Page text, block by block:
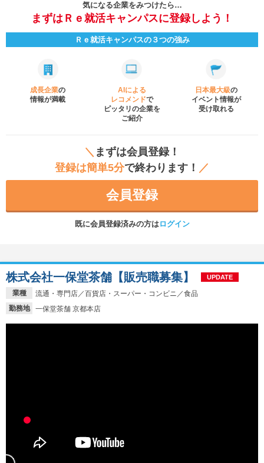
気になる企業をみつけたら…
まずはＲｅ就活キャンパスに登録しよう！
Ｒｅ就活キャンパスの３つの強み
成長企業の
情報が満載
AIによる
レコメンドで
ピッタリの企業を
ご紹介
日本最大級の
イベント情報が
受け取れる
＼ まずは会員登録！
登録は簡単5分で終わります！ ／
会員登録
既に会員登録済みの方はログイン
業種
流通・専門店／百貨店・スーパー・コンビニ／食品
勤務地
一保堂茶舗 京都本店
株式会社一保堂茶舗【販売職募集】 UPDATE